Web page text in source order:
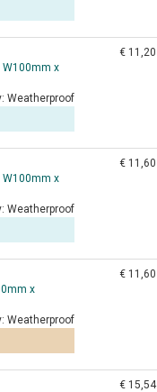
W100mm x
Weatherproof
€ 11,20
W100mm x
Weatherproof
€ 11,60
x
Weatherproof
€ 11,60
€ 15,54